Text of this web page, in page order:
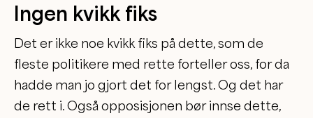
Ingen kvikk fiks
Det er ikke noe kvikk fiks på dette, som de
fleste politikere med rette forteller oss, for da
hadde man jo gjort det for lengst. Og det har
de rett i. Også opposisjonen bør innse dette,